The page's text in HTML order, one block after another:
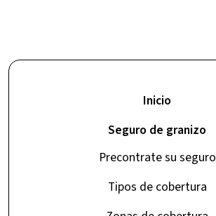
Inicio
Seguro de granizo
Precontrate su seguro
Tipos de cobertura